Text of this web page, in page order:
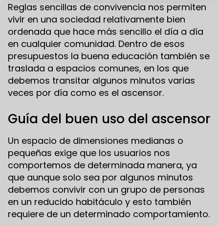
Reglas sencillas de convivencia nos permiten
vivir en una sociedad relativamente bien
ordenada que hace más sencillo el día a día
en cualquier comunidad. Dentro de esos
presupuestos la buena educación también se
traslada a espacios comunes, en los que
debemos transitar algunos minutos varias
veces por día como es el ascensor.
Guía del buen uso del ascensor
Un espacio de dimensiones medianas o
pequeñas exige que los usuarios nos
comportemos de determinada manera, ya
que aunque solo sea por algunos minutos
debemos convivir con un grupo de personas
en un reducido habitáculo y esto también
requiere de un determinado comportamiento.